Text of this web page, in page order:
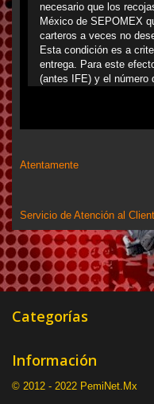
necesario que los
México de SEPOMEX
carteros a veces no
Esta condición es a
entrega. Para este
(antes IFE) y el número
Atentamente
Servicio de Atención al
Categorías
Información
© 2012 - 2022 PemiNet.Mx